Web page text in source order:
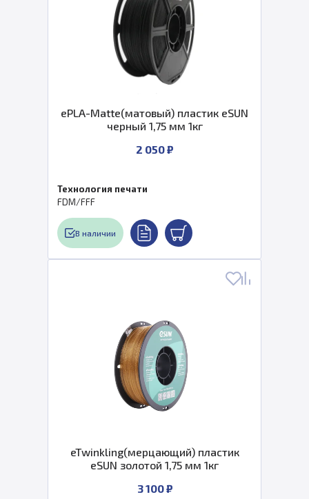
ePLA-Matte(матовый) пластик eSUN
черный 1,75 мм 1кг
2 050 ₽
Технология печати
FDM/FFF
В наличии
eTwinkling(мерцающий) пластик
eSUN золотой 1,75 мм 1кг
3 100 ₽